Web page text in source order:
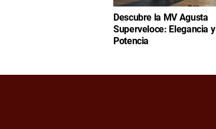
Descubre la MV Agusta
Superveloce: Elegancia y
Potencia